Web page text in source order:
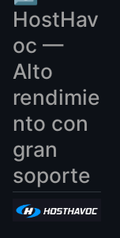
HostHav
oc —
Alto
rendimie
nto con
gran
soporte